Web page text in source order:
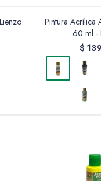
Pintura Acrílica
60 ml -
$
y Regalaría
y Sorpresitas